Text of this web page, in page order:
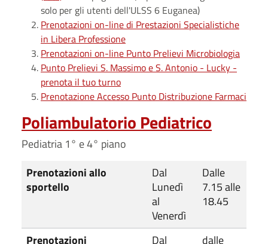
solo per gli utenti dell'ULSS 6 Euganea)
Prenotazioni on-line di Prestazioni Specialistiche
in Libera Professione
Prenotazioni on-line Punto Prelievi Microbiologia
Punto Prelievi S. Massimo e S. Antonio - Lucky -
prenota il tuo turno
Prenotazione Accesso Punto Distribuzione Farmaci
Poliambulatorio Pediatrico
Pediatria 1° e 4° piano
Prenotazioni allo
sportello
Dal
Lunedì
al
Venerdì
Dalle
7.15 alle
18.45
Prenotazioni
Dal
dalle